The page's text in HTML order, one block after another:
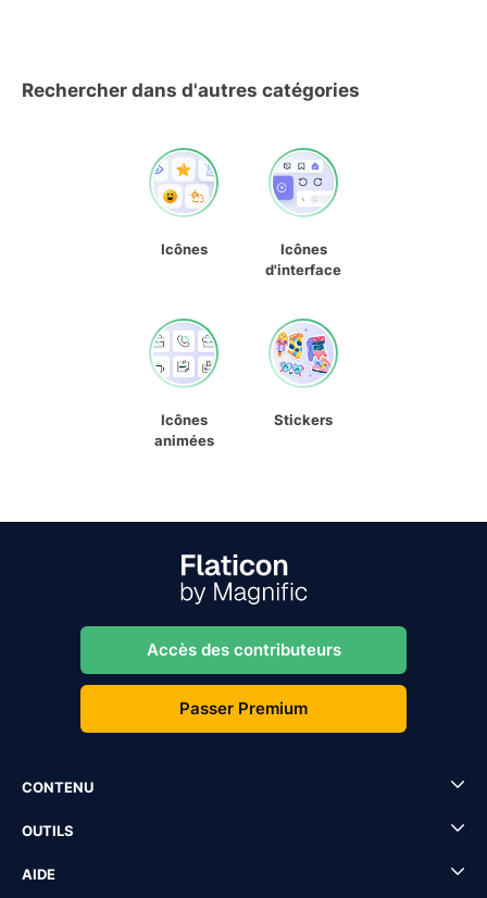
Rechercher dans d'autres catégories
Icônes
Icônes
d'interface
Icônes
animées
Stickers
Accès des contributeurs
Passer Premium
CONTENU
OUTILS
AIDE